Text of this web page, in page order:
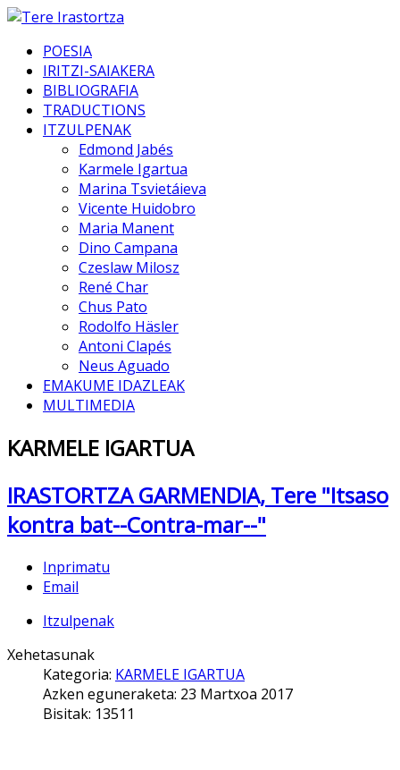
POESIA
IRITZI-SAIAKERA
BIBLIOGRAFIA
TRADUCTIONS
ITZULPENAK
Edmond Jabés
Karmele Igartua
Marina Tsvietáieva
Vicente Huidobro
Maria Manent
Dino Campana
Czeslaw Milosz
René Char
Chus Pato
Rodolfo Häsler
Antoni Clapés
Neus Aguado
EMAKUME IDAZLEAK
MULTIMEDIA
KARMELE IGARTUA
IRASTORTZA GARMENDIA, Tere "Itsaso
kontra bat--Contra-mar--"
Inprimatu
Email
Itzulpenak
Xehetasunak
Kategoria: KARMELE IGARTUA
Azken eguneraketa: 23 Martxoa 2017
Bisitak: 13511